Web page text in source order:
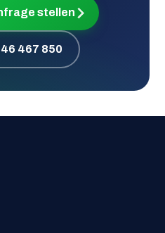
stellen
467 850